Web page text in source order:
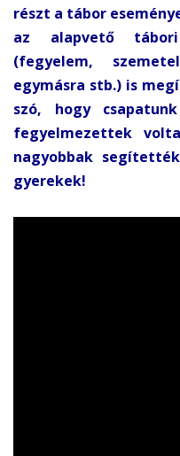
részt a tábor
az alapvető
(fegyelem,
egymásra stb.) is
szó, hogy
fegyelmezettek
nagyobbak
gyerekek!